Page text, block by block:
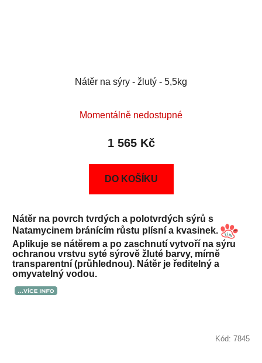
Nátěr na sýry - žlutý - 5,5kg
Momentálně nedostupné
1 565 Kč
DO KOŠÍKU
Nátěr na povrch tvrdých a polotvrdých sýrů s
Natamycinem bránícím růstu plísní a kvasinek.
Aplikuje se nátěrem a po zaschnutí vytvoří na sýru
ochranou vrstvu syté sýrově žluté barvy, mírně
transparentní (průhlednou). Nátěr je ředitelný a
omyvatelný vodou.
Kód: 7845